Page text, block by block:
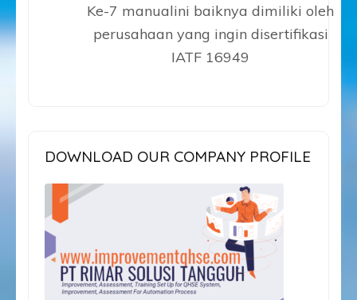
Ke-7 manualini baiknya dimiliki oleh
perusahaan yang ingin disertifikasi
IATF 16949
DOWNLOAD OUR COMPANY PROFILE